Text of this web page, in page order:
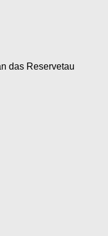
das Reservetau